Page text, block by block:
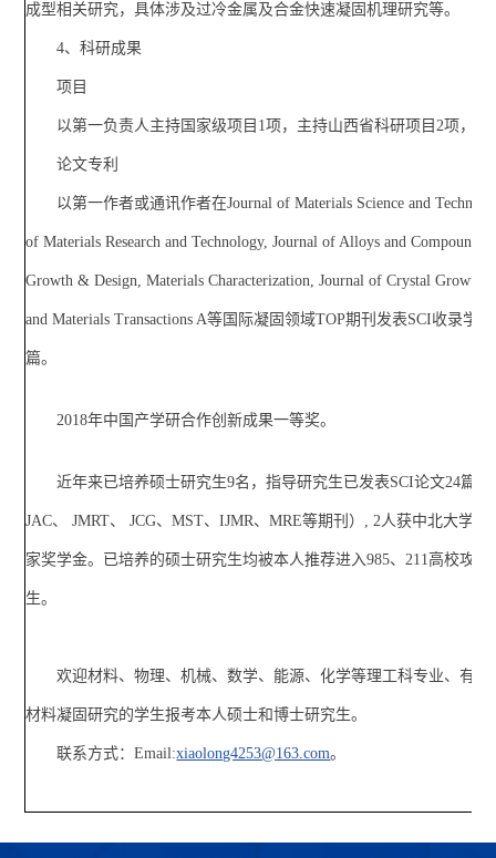
成型相关研究，具体涉及过冷金属及合金快速凝固机理研究等。
4、科研成果
项目
以第一负责人主持国家级项目1项，主持山西省科研项目2项，参
论文专利
以第一作者或通讯作者在Journal of Materials Science and
of Materials Research and Technology, Journal of Alloys and Compounds,
Growth & Design, Materials Characterization, Journal of Crystal Growth,
and Materials Transactions A等国际凝固领域TOP期刊发表SCI收录学
篇。
2018年中国产学研合作创新成果一等奖。
近年来已培养硕士研究生9名，指导研究生已发表SCI论文24篇（
JAC、 JMRT、 JCG、MST、IJMR、MRE等期刊）, 2人获中北大学硕
家奖学金。已培养的硕士研究生均被本人推荐进入985、211高校攻读
生。
欢迎材料、物理、机械、数学、能源、化学等理工科专业、有志
材料凝固研究的学生报考本人硕士和博士研究生。
联系方式：Email:xiaolong4253@163.com。